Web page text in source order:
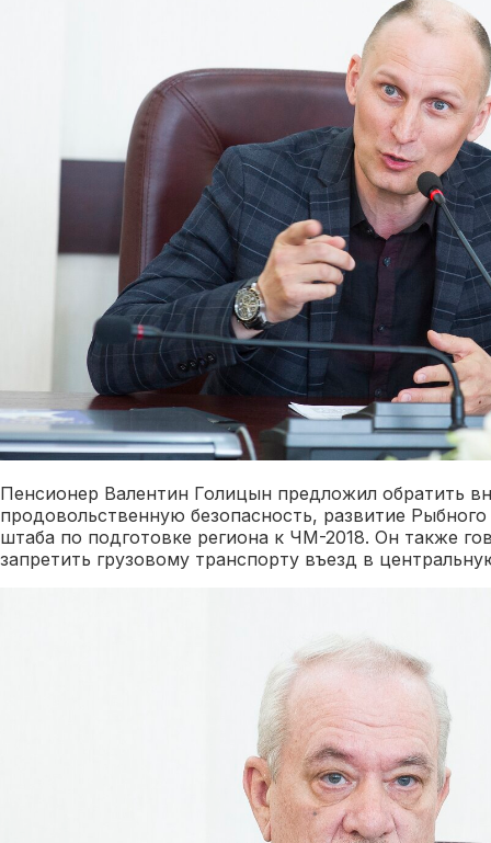
Пенсионер Валентин Голицын предложил обратить
продовольственную безопасность, развитие
штаба по подготовке региона к ЧМ-2018. Он также
запретить грузовому транспорту въезд в